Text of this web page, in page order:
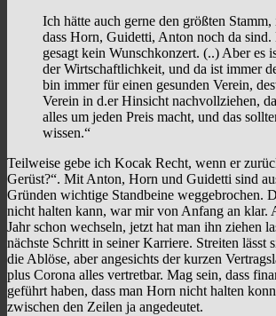
Ich hätte auch gerne den größten Stamm,
dass Horn, Guidetti, Anton noch da
gesagt kein Wunschkonzert. (..) Aber es
der Wirtschaftlichkeit, und da ist immer
bin immer für einen gesunden Verein,
Verein in d.er Hinsicht nachvollziehen,
alles um jeden Preis macht, und das
wissen.“
Teilweise gebe ich Kocak Recht, wenn er
Gerüst?“. Mit Anton, Horn und Guidetti sind
Gründen wichtige Standbeine weggebrochen.
nicht halten kann, war mir von Anfang an klar.
Jahr schon wechseln, jetzt hat man ihn ziehen
nächste Schritt in seiner Karriere. Streiten lässt
die Ablöse, aber angesichts der kurzen
plus Corona alles vertretbar. Mag sein, dass
geführt haben, dass man Horn nicht halten
zwischen den Zeilen ja angedeutet.